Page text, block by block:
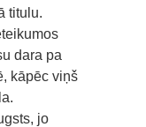
titulu.
dara pa
kāpēc viņš
jo